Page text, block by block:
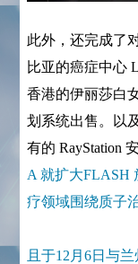
此外，还完成了
比亚的癌症中心
香港的伊丽莎白
划系统出售。以
有的 RayStation
A 就扩大FLASH
疗领域围绕质子
且于12月6日与